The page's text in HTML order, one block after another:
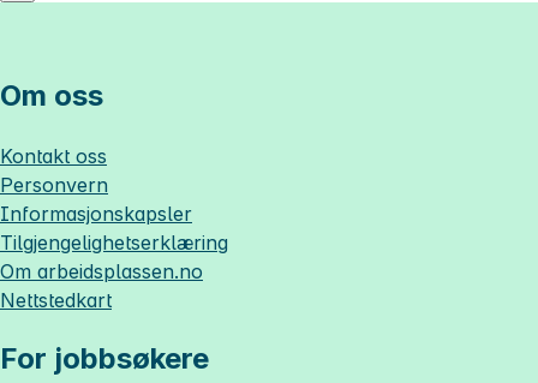
Om oss
Kontakt oss
Personvern
Informasjonskapsler
Tilgjengelighetserklæring
Om arbeidsplassen.no
Nettstedkart
For jobbsøkere